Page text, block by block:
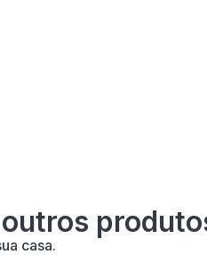
casa.